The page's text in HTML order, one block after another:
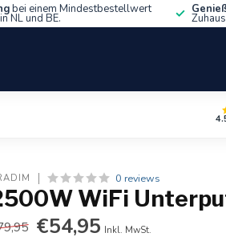
bei einem Mindestbestellwert
NL und BE.
0 reviews
WiFi
€54,95 Inkl. MwSt.